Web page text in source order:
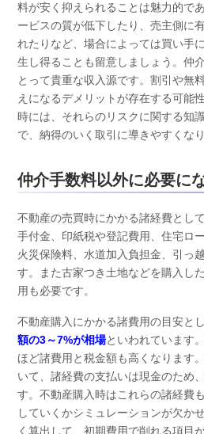
料が安く抑えられることは魅力的で
ービスの質が低下したり、売主側に
れたりなど、場合によっては買い手
生し得ることも留意しましょう。仲
とって貴重な収入源です。割引や無
えになるデメリットが存在する可能
時には、それらのリスクに関する知
で、納得のいく取引に導きやすくなり
仲介手数料以外に必要に
不動産の売買時にかかる諸経費とし
手付金、印紙税や登記費用、住宅ロ
火災保険料、水道加入負担金、引っ
す。また古家つき土地などを購入し
用も必要です。
不動産購入にかかる諸費用の目安とし
額の3～7%が相場といわれています
ほど諸費用と税金額も高くなります
いて、諸経費の支払いは現金のため
す。不動産購入時はこれらの諸経費
していくかシミュレーションが欠か
く算出して、初期費用で削れる項目